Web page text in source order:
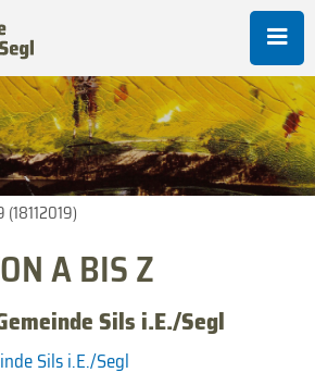
A BIS Z
Sils i.E./Segl
Sils i.E./Segl